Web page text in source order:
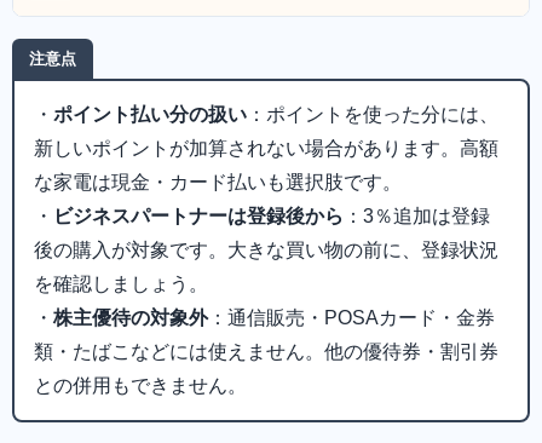
注意点
・ ポイント払い分の扱い ：ポイントを使った分には、
新しいポイントが加算されない場合があります。高額
な家電は現金・カード払いも選択肢です。
・ ビジネスパートナーは登録後から ：3％追加は登録
後の購入が対象です。大きな買い物の前に、登録状況
を確認しましょう。
・ 株主優待の対象外：通信販売・POSAカード・金券
類・たばこなどには使えません。他の優待券・割引券
との併用もできません。